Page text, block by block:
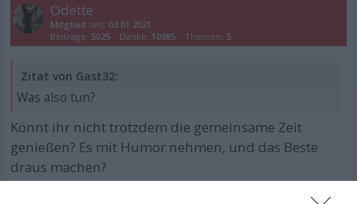
Odette
Mitglied seit: 03.01.2021
Beiträge: 5025 Danke: 10985 Themen: 5
Zitat von Gast32:
Was also tun?
Könnt ihr nicht trotzdem die gemeinsame Zeit
genießen? Es mit Humor nehmen, und das Beste
draus machen?
Trotz der Notstände in der Unterkunft, bleibt euch